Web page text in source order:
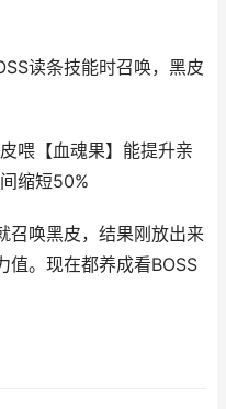
读条技能时召唤，黑皮
喂【血魂果】能提升亲
缩短50%
召唤黑皮，结果刚放出来
值。现在都养成看BOSS